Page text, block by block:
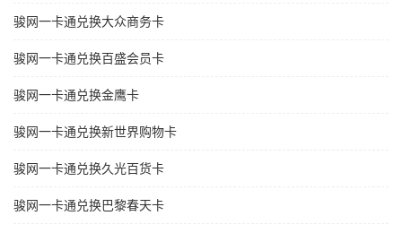
骏网一卡通兑换大众商务卡
骏网一卡通兑换百盛会员卡
骏网一卡通兑换金鹰卡
骏网一卡通兑换新世界购物卡
骏网一卡通兑换久光百货卡
骏网一卡通兑换巴黎春天卡